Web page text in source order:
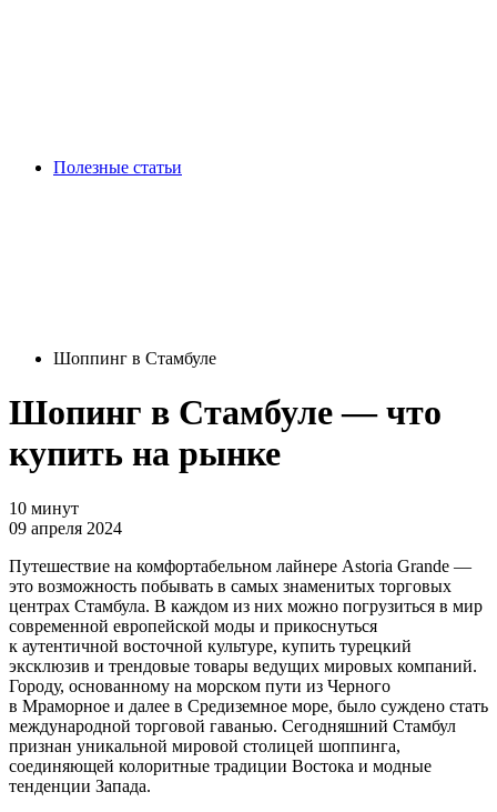
Полезные статьи
Шоппинг в Стамбуле
Шопинг в Стамбуле — что
купить на рынке
10 минут
09 апреля 2024
Путешествие на комфортабельном лайнере Astoria Grande —
это возможность побывать в самых знаменитых торговых
центрах Стамбула. В каждом из них можно погрузиться в мир
современной европейской моды и прикоснуться
к аутентичной восточной культуре, купить турецкий
эксклюзив и трендовые товары ведущих мировых компаний.
Городу, основанному на морском пути из Черного
в Мраморное и далее в Средиземное море, было суждено стать
международной торговой гаванью. Сегодняшний Стамбул
признан уникальной мировой столицей шоппинга,
соединяющей колоритные традиции Востока и модные
тенденции Запада.